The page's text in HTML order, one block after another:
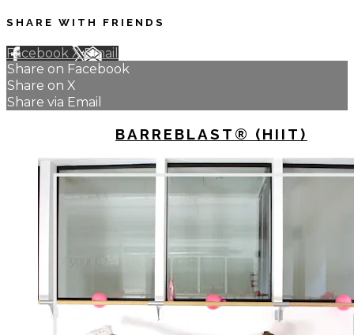
SHARE WITH FRIENDS
Facebook XEmail
Share on Facebook
Share on X
Share via Email
BARREBLAST® (HIIT)